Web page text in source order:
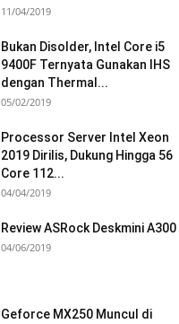
11/04/2019
Bukan Disolder, Intel Core i5
9400F Ternyata Gunakan IHS
dengan Thermal...
05/02/2019
Processor Server Intel Xeon
2019 Dirilis, Dukung Hingga 56
Core 112...
04/04/2019
Review ASRock Deskmini A300
04/06/2019
Geforce MX250 Muncul di